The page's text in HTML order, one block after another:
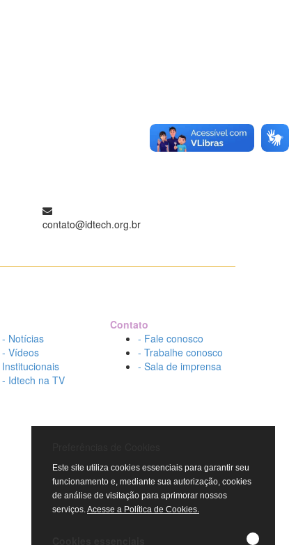
contato@idtech.org.br
- Notícias
- Vídeos
Institucionais
- Idtech na TV
Contato
- Fale conosco
- Trabalhe conosco
- Sala de imprensa
Este site utiliza cookies essenciais para garantir seu
funcionamento e, mediante sua autorização, cookies
de análise de visitação para aprimorar nossos
serviços.Acesse a Política de Cookies.